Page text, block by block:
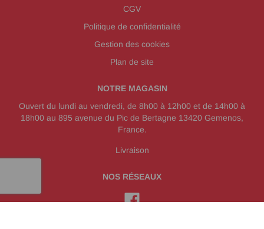
CGV
Politique de confidentialité
Gestion des cookies
Plan de site
NOTRE MAGASIN
Ouvert du lundi au vendredi, de 8h00 à 12h00 et de 14h00 à
18h00 au 895 avenue du Pic de Bertagne 13420 Gemenos,
France.
Livraison
NOS RÉSEAUX